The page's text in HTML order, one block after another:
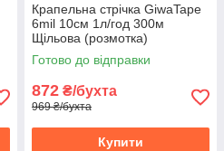
Крапельна стрічка GiwaTape
6mil 10см 1л/год 300м
Щільова (розмотка)
Готово до відправки
872 ₴/бухта
969 ₴/бухта
Купити